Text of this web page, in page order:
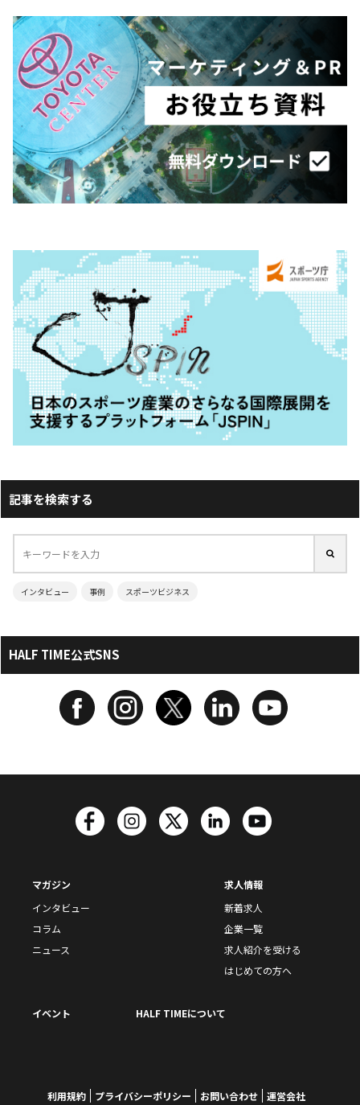
記事を検索する
インタビュー 事例 スポーツビジネス
HALF TIME公式SNS
マガジン
インタビュー
コラム
ニュース
求人情報
新着求人
企業一覧
求人紹介を受ける
はじめての方へ
イベント HALF TIMEについて
利用規約 プライバシーポリシー お問い合わせ 運営会社